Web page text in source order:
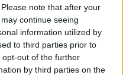
note that after your
continue seeing
information utilized by
to third parties prior to
out of the further
by third parties on the